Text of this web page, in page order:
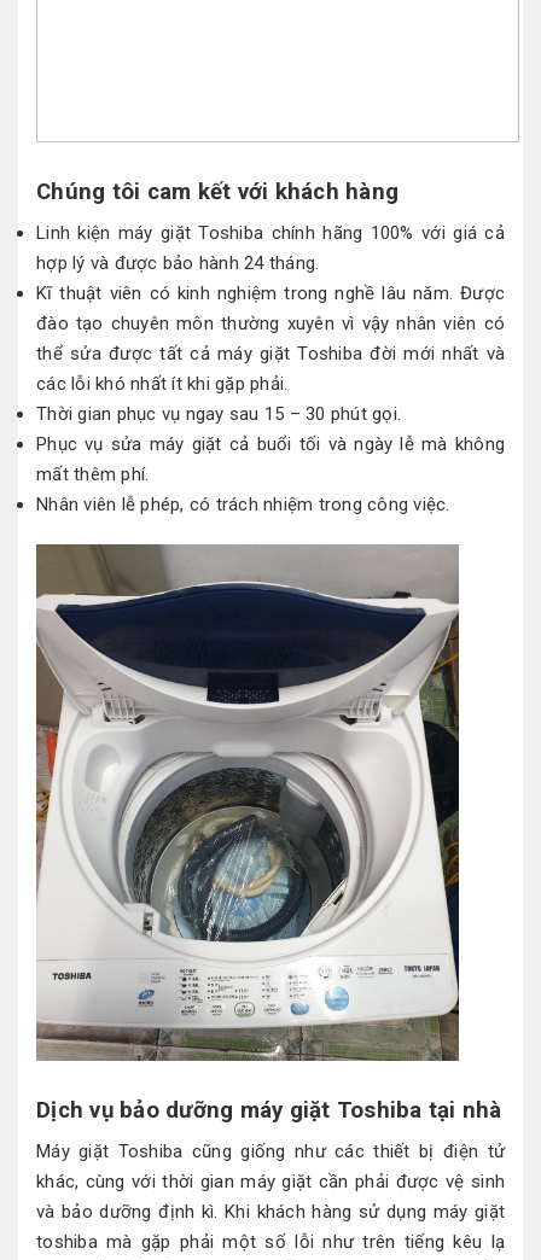
Chúng tôi cam kết với khách hàng
Linh kiện máy giặt Toshiba chính hãng 100% với giá cả
hợp lý và được bảo hành 24 tháng.
Kĩ thuật viên có kinh nghiệm trong nghề lâu năm. Được
đào tạo chuyên môn thường xuyên vì vậy nhân viên có
thể sửa được tất cả máy giặt Toshiba đời mới nhất và
các lỗi khó nhất ít khi gặp phải.
Thời gian phục vụ ngay sau 15 – 30 phút gọi.
Phục vụ sửa máy giặt cả buổi tối và ngày lễ mà không
mất thêm phí.
Nhân viên lễ phép, có trách nhiệm trong công việc.
Dịch vụ bảo dưỡng máy giặt Toshiba tại nhà
Máy giặt Toshiba cũng giống như các thiết bị điện tử
khác, cùng với thời gian máy giặt cần phải được vệ sinh
và bảo dưỡng định kì. Khi khách hàng sử dụng máy giặt
toshiba mà gặp phải một số lỗi như trên tiếng kêu lạ